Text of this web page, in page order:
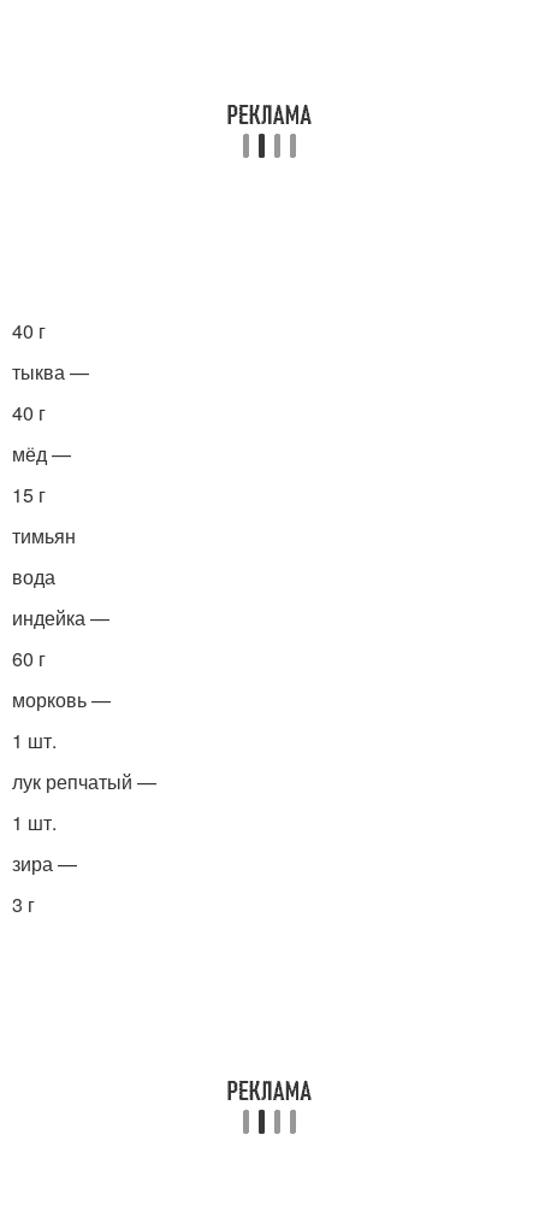
40 г
тыква —
40 г
мёд —
15 г
тимьян
вода
индейка —
60 г
морковь —
1 шт.
лук репчатый —
1 шт.
зира —
3 г